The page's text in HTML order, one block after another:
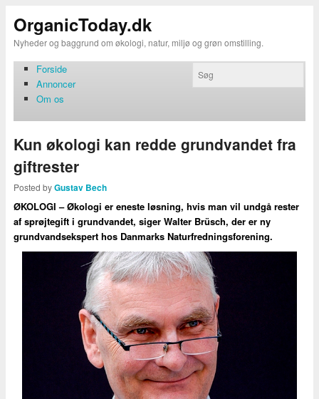
OrganicToday.dk
Nyheder og baggrund om økologi, natur, miljø og grøn omstilling.
Forside
Annoncer
Om os
Kun økologi kan redde grundvandet fra
giftrester
Posted byGustav Bech
ØKOLOGI – Økologi er eneste løsning, hvis man vil undgå rester
af sprøjtegift i grundvandet, siger Walter Brüsch, der er ny
grundvandsekspert hos Danmarks Naturfredningsforening.